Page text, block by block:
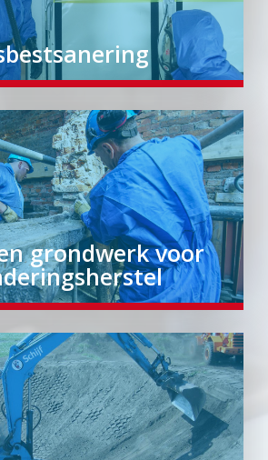
grondwerk voor